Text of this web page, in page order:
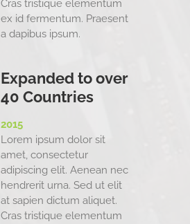
Cras tristique elementum
ex id fermentum. Praesent
a dapibus ipsum.
Expanded to over
40 Countries
2015
Lorem ipsum dolor sit
amet, consectetur
adipiscing elit. Aenean nec
hendrerit urna. Sed ut elit
at sapien dictum aliquet.
Cras tristique elementum